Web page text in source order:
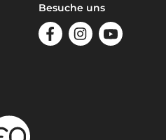
Besuche uns